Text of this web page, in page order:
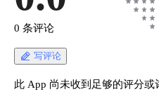
0 条评论
写评论
此 App 尚未收到足够的评分或